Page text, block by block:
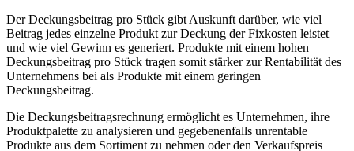
Der Deckungsbeitrag pro Stück gibt Auskunft darüber, wie viel
Beitrag jedes einzelne Produkt zur Deckung der Fixkosten leistet
und wie viel Gewinn es generiert. Produkte mit einem hohen
Deckungsbeitrag pro Stück tragen somit stärker zur Rentabilität des
Unternehmens bei als Produkte mit einem geringen
Deckungsbeitrag.
Die Deckungsbeitragsrechnung ermöglicht es Unternehmen, ihre
Produktpalette zu analysieren und gegebenenfalls unrentable
Produkte aus dem Sortiment zu nehmen oder den Verkaufspreis